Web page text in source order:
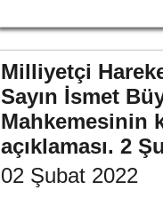
Milliyetçi
Sayın İsmet
Mahkemesinin
açıklaması. 2
02 Şubat 2022